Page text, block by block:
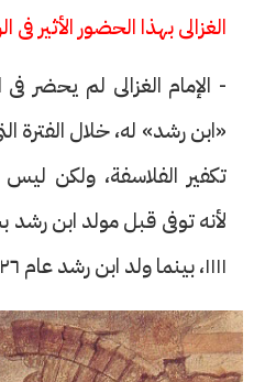
الغزالى بهذا الحضور الأثير فى
- الإمام الغزالى لم يحضر
«ابن رشد» له، خلال الفترة
تكفير الفلاسفة، ولكن
لأنه توفى قبل مولد ابن
١١١١، بينما ولد ابن رشد عام ١١٢٦».